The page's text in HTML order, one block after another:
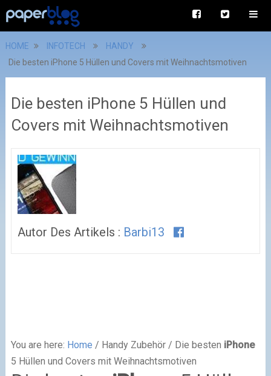
HOME INFOTECH
HANDY
Die besten iPhone 5 Hüllen und Covers mit Weihnachtsmotiven
Die besten iPhone 5 Hüllen und
Covers mit Weihnachtsmotiven
Autor Des Artikels : Barbi13
You are here: Home / Handy Zubehör / Die besten iPhone
5 Hüllen und Covers mit Weihnachtsmotiven